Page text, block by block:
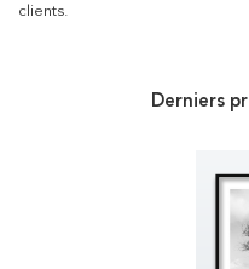
clients.
Derniers